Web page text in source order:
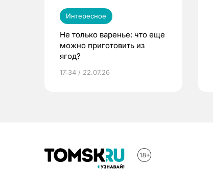
Интересное
Не только варенье: что еще
можно приготовить из
ягод?
17:34 / 22.07.26